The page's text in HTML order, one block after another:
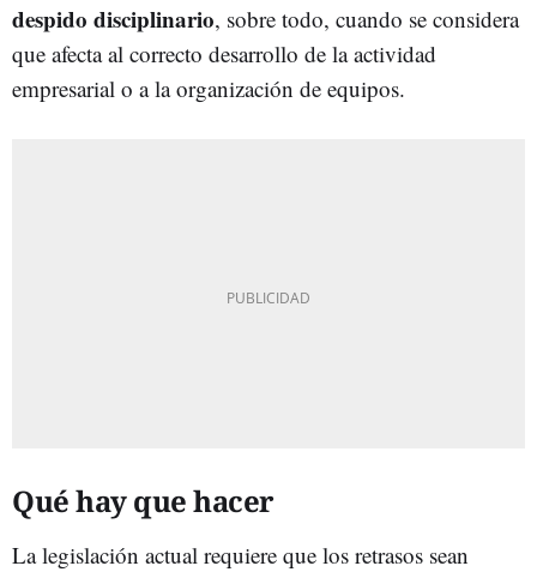
despido disciplinario, sobre todo, cuando se considera
que afecta al correcto desarrollo de la actividad
empresarial o a la organización de equipos.
Qué hay que hacer
La legislación actual requiere que los retrasos sean